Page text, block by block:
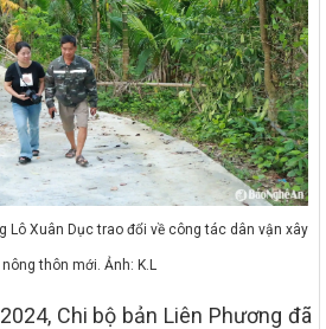
Lô Xuân Dục trao đổi về công tác dân vận xây
thôn mới. Ảnh: K.L
Chi bộ bản Liên Phương đã